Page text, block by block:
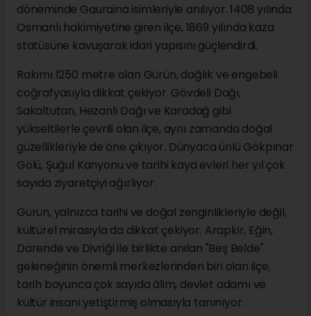
döneminde Gauraina isimleriyle anılıyor. 1408 yılında
Osmanlı hakimiyetine giren ilçe, 1869 yılında kaza
statüsüne kavuşarak idari yapısını güçlendirdi.
Rakımı 1250 metre olan Gürün, dağlık ve engebeli
coğrafyasıyla dikkat çekiyor. Gövdeli Dağı,
Sakaltutan, Hezanlı Dağı ve Karadağ gibi
yükseltilerle çevrili olan ilçe, aynı zamanda doğal
güzellikleriyle de öne çıkıyor. Dünyaca ünlü Gökpınar
Gölü, Şuğul Kanyonu ve tarihi kaya evleri her yıl çok
sayıda ziyaretçiyi ağırlıyor.
Gürün, yalnızca tarihi ve doğal zenginlikleriyle değil,
kültürel mirasıyla da dikkat çekiyor. Arapkir, Eğin,
Darende ve Divriği ile birlikte anılan "Beş Belde"
geleneğinin önemli merkezlerinden biri olan ilçe,
tarih boyunca çok sayıda âlim, devlet adamı ve
kültür insanı yetiştirmiş olmasıyla tanınıyor.